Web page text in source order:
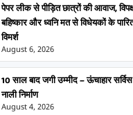
पेपर लीक से पीड़ित छात्रों की आवाज,
बहिष्कार और ध्वनि मत से विधेयकों के
विमर्श
August 6, 2026
10 साल बाद जगी उम्मीद – ऊंचाहार
नाली निर्माण
August 4, 2026